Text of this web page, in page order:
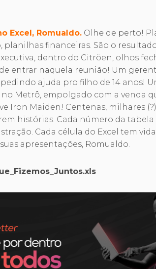
Excel, Romualdo. Olhe de perto!
planilhas financeiras. São o
dentro do Citröen, olhos
entrar naquela reunião! Um
ajuda pro filho de 14 anos!
Metrô, empolgado com a venda
Iron Maiden! Centenas, milhares
histórias. Cada número da
Cada célula do Excel tem
apresentações, Romualdo.